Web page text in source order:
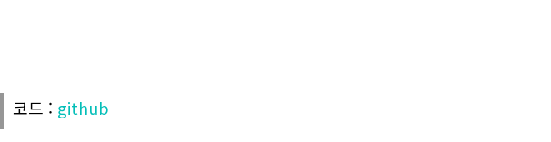
코드 : github